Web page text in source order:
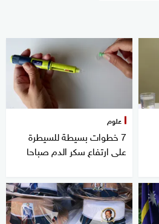
علوم
7 خطوات بسيطة للسيطرة
على ارتفاع سكر الدم صباحا